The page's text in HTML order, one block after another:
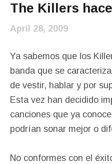
The Killers
April 28, 2009
Ya sabemos que los
banda que se
de vestir, hablar y por
Esta vez han decidido
canciones que ya
podrían sonar mejor o
No conformes con el